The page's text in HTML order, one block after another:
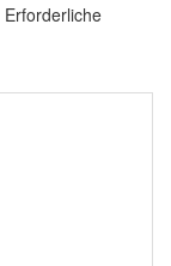
Erforderliche